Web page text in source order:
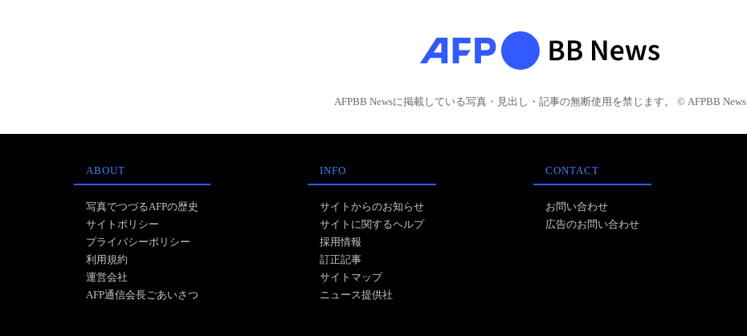
AFPBB Newsに掲載している写真・見出し・記事の無断使用を禁じます。 © AFPBB News
ABOUT
写真でつづるAFPの歴史
サイトポリシー
プライバシーポリシー
利用規約
運営会社
AFP通信会長ごあいさつ
INFO
サイトからのお知らせ
サイトに関するヘルプ
採用情報
訂正記事
サイトマップ
ニュース提供社
CONTACT
お問い合わせ
広告のお問い合わせ